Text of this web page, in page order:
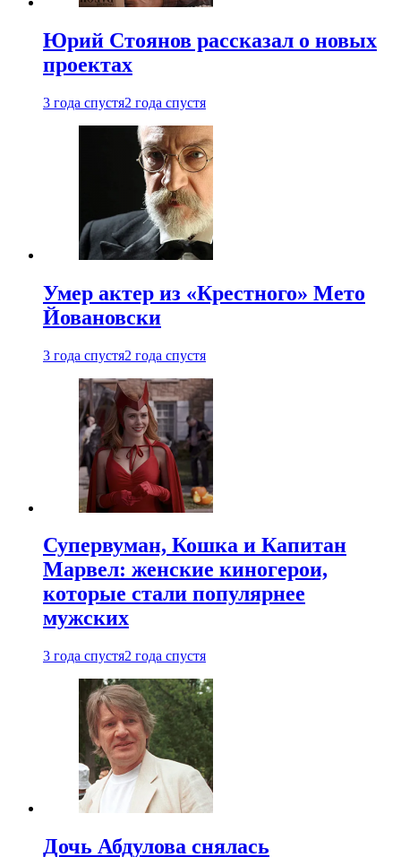
Юрий Стоянов рассказал о новых
проектах
3 года спустя2 года спустя
Умер актер из «Крестного» Мето
Йовановски
3 года спустя2 года спустя
Супервуман, Кошка и Капитан
Марвел: женские киногерои,
которые стали популярнее
мужских
3 года спустя2 года спустя
Дочь Абдулова снялась